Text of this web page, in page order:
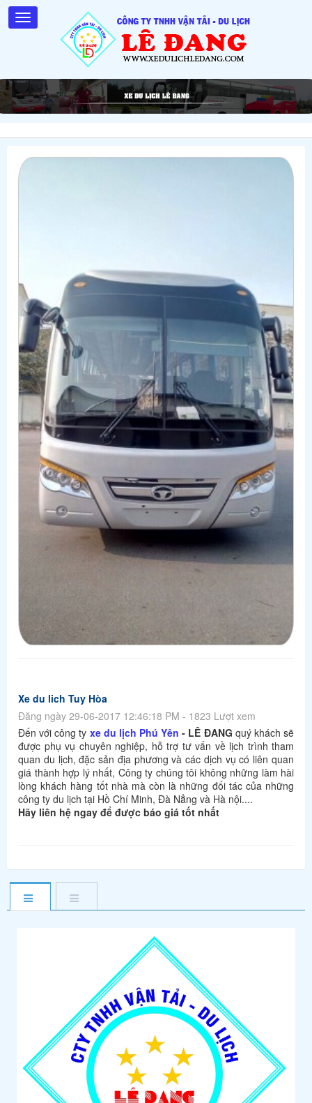
Xe du lich Tuy Hòa
Đăng ngày 29-06-2017 12:46:18 PM - 1823 Lượt xem
Đến với công ty xe du lịch Phú Yên - LÊ ĐANG quý khách sẽ
được phụ vụ chuyên nghiệp, hỗ trợ tư vấn về lịch trình tham
quan du lịch, đặc sản địa phương và các dịch vụ có liên quan
giá thành hợp lý nhất, Công ty chúng tôi không những làm hài
lòng khách hàng tốt nhà mà còn là những đối tác của những
công ty du lịch tại Hồ Chí Minh, Đà Nẳng và Hà nội....
Hãy liên hệ ngay để được báo giá tốt nhất